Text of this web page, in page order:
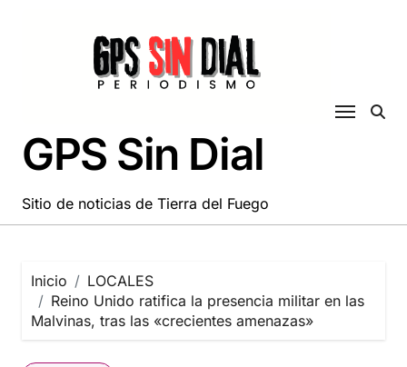
GPS Sin Dial
Sitio de noticias de Tierra del Fuego
Inicio
LOCALES
Reino Unido ratifica la presencia militar en las
Malvinas, tras las «crecientes amenazas»